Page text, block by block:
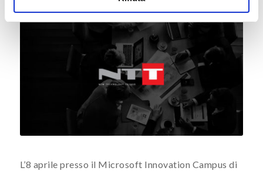
L’8 aprile presso il Microsoft Innovation Campus di